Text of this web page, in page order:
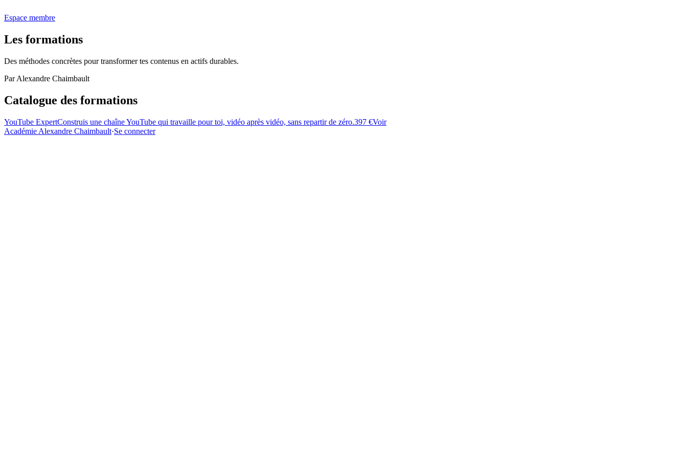
Espace membre
Les formations
Des méthodes concrètes pour transformer tes contenus en actifs durables.
Par Alexandre Chaimbault
Catalogue des formations
YouTube ExpertConstruis une chaîne YouTube qui travaille pour toi, vidéo après vidéo, sans repartir de zéro.397 €Voir
Académie Alexandre Chaimbault·Se connecter